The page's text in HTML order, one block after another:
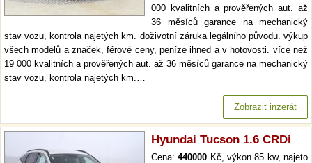
000 kvalitních a prověřených aut. až
36 měsíců garance na mechanický
stav vozu, kontrola najetých km. doživotní záruka legálního původu. výkup
všech modelů a značek, férové ceny, peníze ihned a v hotovosti. více než
19 000 kvalitních a prověřených aut. až 36 měsíců garance na mechanický
stav vozu, kontrola najetých km.…
Zobrazit inzerát
Hyundai Tucson 1.6 CRDi
Cena:440000 Kč, výkon 85 kw, najeto